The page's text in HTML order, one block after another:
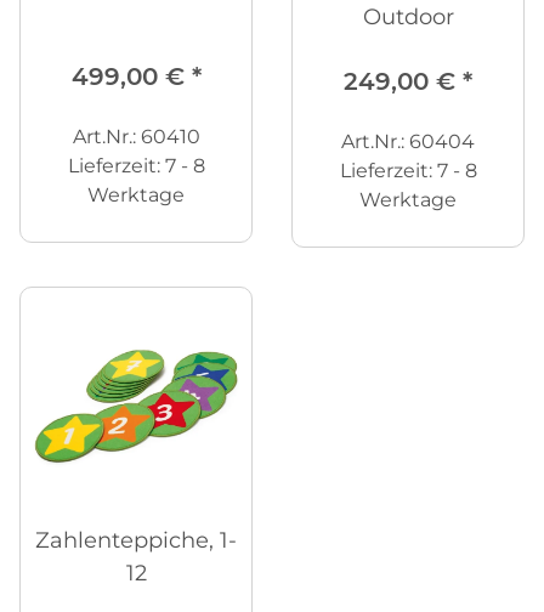
499,00 € *
Art.Nr.: 60410
Lieferzeit: 7 - 8
Werktage
Outdoor
249,00 € *
Art.Nr.: 60404
Lieferzeit: 7 - 8
Werktage
Zahlenteppiche, 1-
12